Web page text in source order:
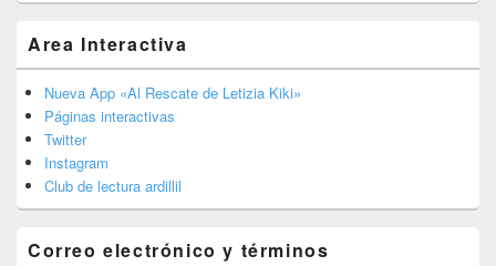
Area Interactiva
Nueva App «Al Rescate de Letizia Kiki»
Páginas interactivas
Twitter
Instagram
Club de lectura ardillil
Correo electrónico y términos